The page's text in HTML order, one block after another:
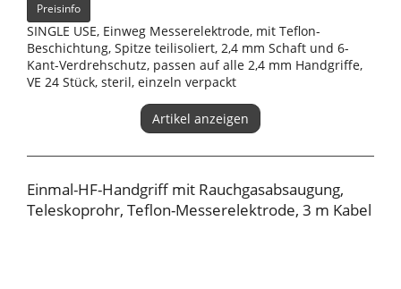
Preisinfo
SINGLE USE, Einweg Messerelektrode, mit Teflon-
Beschichtung, Spitze teilisoliert, 2,4 mm Schaft und 6-
Kant-Verdrehschutz, passen auf alle 2,4 mm Handgriffe,
VE 24 Stück, steril, einzeln verpackt
Artikel anzeigen
Einmal-HF-Handgriff mit Rauchgasabsaugung,
Teleskoprohr, Teflon-Messerelektrode, 3 m Kabel